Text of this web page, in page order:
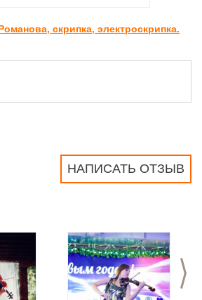
скрипка, электроскрипка.
НАПИСАТЬ ОТЗЫВ
>